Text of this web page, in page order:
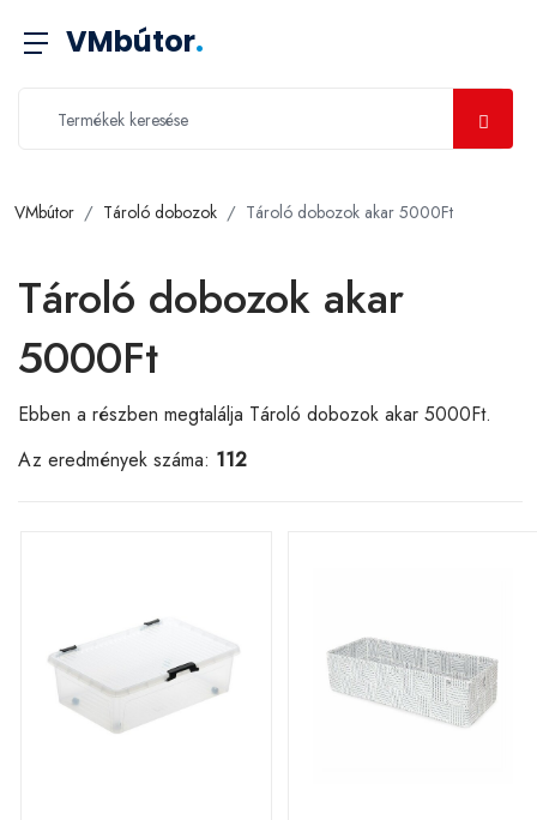
VMbútor.
VMbútor Tároló dobozok Tároló dobozok akar 5000Ft
Tároló dobozok akar
5000Ft
Ebben a részben megtalálja Tároló dobozok akar 5000Ft.
Az eredmények száma: 112